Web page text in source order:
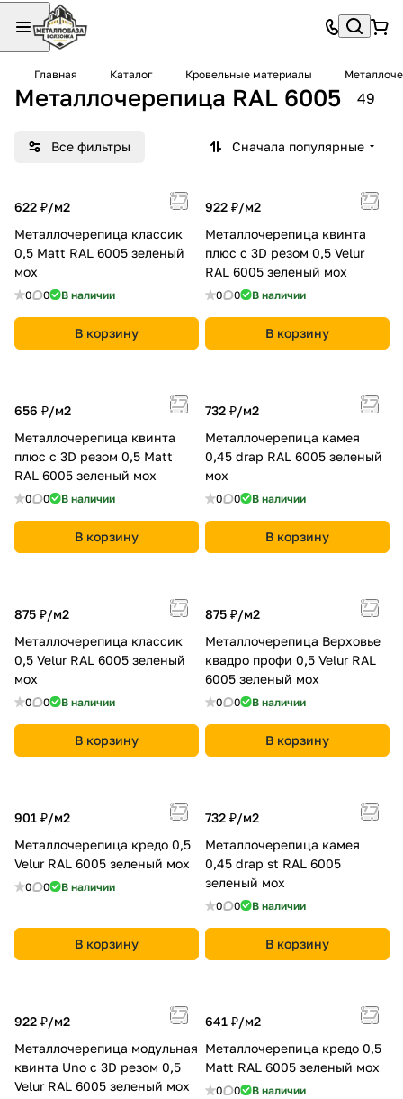
Главная Каталог Кровельные материалы
Металлочерепица RAL 6005 49
Все фильтры Сначала популярные
622 ₽/м2
Металлочерепица классик
0,5 Мatt RAL 6005 зеленый
мох
0 0 В наличии
В корзину
922 ₽/м2
Металлочерепица квинта
плюс c 3D резом 0,5 Velur
RAL 6005 зеленый мох
0 0 В наличии
В корзину
656 ₽/м2
Металлочерепица квинта
плюс c 3D резом 0,5 Мatt
RAL 6005 зеленый мох
0 0 В наличии
В корзину
732 ₽/м2
Металлочерепица камея
0,45 drap RAL 6005 зеленый
мох
0 0 В наличии
В корзину
875 ₽/м2
Металлочерепица классик
0,5 Velur RAL 6005 зеленый
мох
0 0 В наличии
В корзину
875 ₽/м2
Металлочерепица Верховье
квадро профи 0,5 Velur RAL
6005 зеленый мох
0 0 В наличии
В корзину
901 ₽/м2
Металлочерепица кредо 0,5
Velur RAL 6005 зеленый мох
0 0 В наличии
В корзину
732 ₽/м2
Металлочерепица камея
0,45 drap st RAL 6005
зеленый мох
0 0 В наличии
В корзину
922 ₽/м2
Металлочерепица модульная
квинта Uno c 3D резом 0,5
Velur RAL 6005 зеленый мох
641 ₽/м2
Металлочерепица кредо 0,5
Мatt RAL 6005 зеленый мох
0 0 В наличии